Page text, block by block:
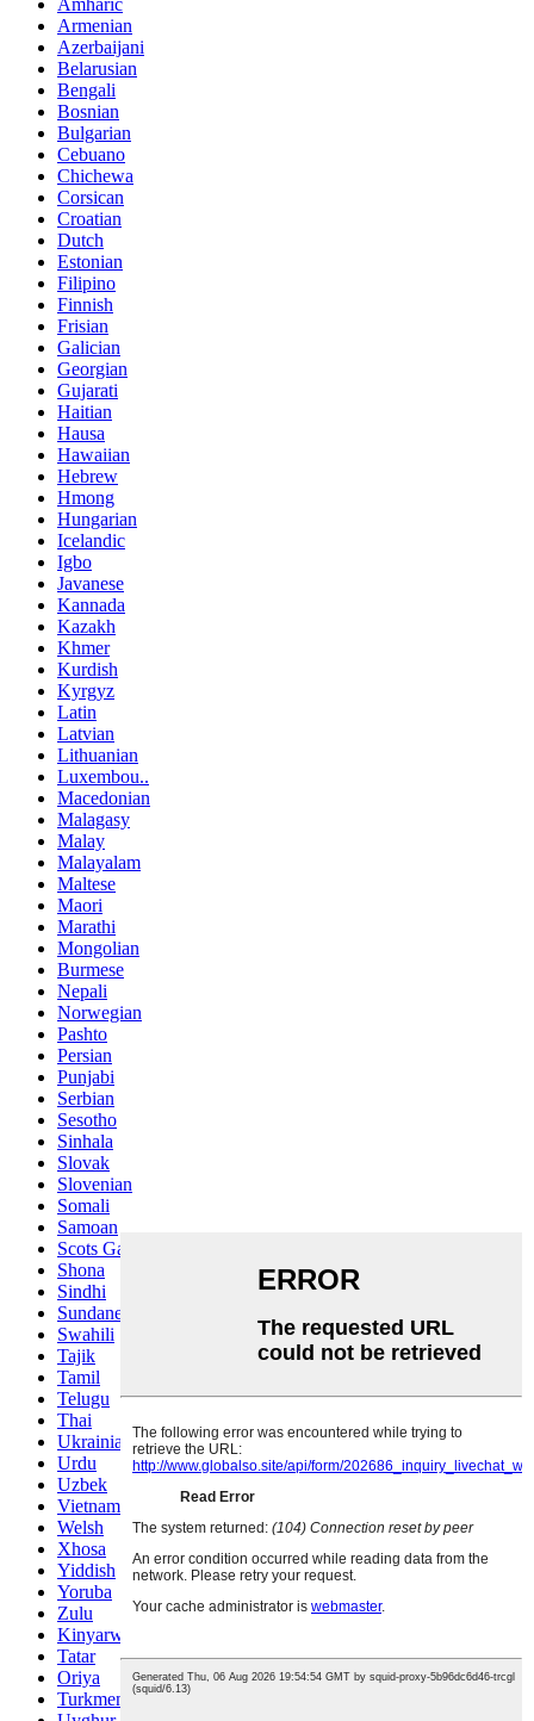
Amharic
Armenian
Azerbaijani
Belarusian
Bengali
Bosnian
Bulgarian
Cebuano
Chichewa
Corsican
Croatian
Dutch
Estonian
Filipino
Finnish
Frisian
Galician
Georgian
Gujarati
Haitian
Hausa
Hawaiian
Hebrew
Hmong
Hungarian
Icelandic
Igbo
Javanese
Kannada
Kazakh
Khmer
Kurdish
Kyrgyz
Latin
Latvian
Lithuanian
Luxembou..
Macedonian
Malagasy
Malay
Malayalam
Maltese
Maori
Marathi
Mongolian
Burmese
Nepali
Norwegian
Pashto
Persian
Punjabi
Serbian
Sesotho
Sinhala
Slovak
Slovenian
Somali
Samoan
Scots Gaelic
Shona
Sindhi
Sundanese
Swahili
Tajik
Tamil
Telugu
Thai
Ukrainian
Urdu
Uzbek
Vietnamese
Welsh
Xhosa
Yiddish
Yoruba
Zulu
Kinyarwanda
Tatar
Oriya
Turkmen